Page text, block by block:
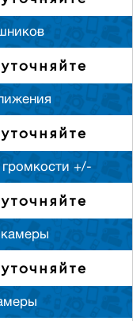
уточняйте
уточняйте
+/-
уточняйте
уточняйте